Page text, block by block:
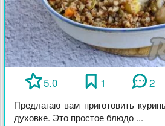
5.0 1 2
Предлагаю вам приготовить
духовке. Это простое блюдо ...